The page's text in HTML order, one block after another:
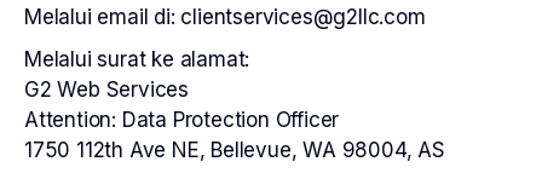
Melalui email di: clientservices@g2llc.com
Melalui surat ke alamat:
G2 Web Services
Attention: Data Protection Officer
1750 112th Ave NE, Bellevue, WA 98004, AS